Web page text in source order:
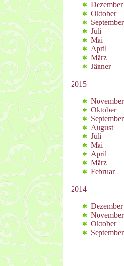
Dezember
Oktober
September
Juli
Mai
April
März
Jänner
2015
November
Oktober
September
August
Juli
Mai
April
März
Februar
2014
Dezember
November
Oktober
September